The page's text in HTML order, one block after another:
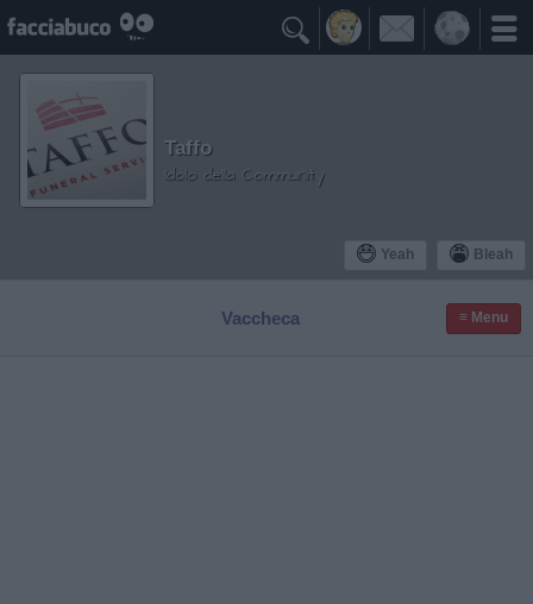

Yeah Bleah
Taffo
Idolo della Community
Vaccheca ≡ Menu